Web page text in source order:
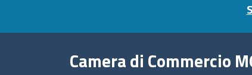
Camera di Commercio